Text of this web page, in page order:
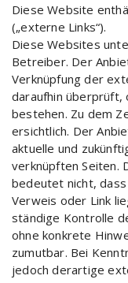
Diese Website
(„externe Links“).
Diese Websites
Betreiber. Der
Verknüpfung der
daraufhin
bestehen. Zu dem
ersichtlich. Der
aktuelle und
verknüpften Seiten.
bedeutet nicht,
Verweis oder Link
ständige Kontrolle
ohne konkrete
zumutbar. Bei
jedoch derartige